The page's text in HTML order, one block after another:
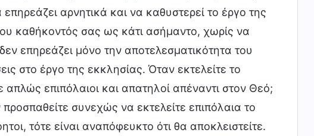
αρνητικά και να καθυστερεί το έργο της
καθήκοντός σας ως κάτι ασήμαντο, χωρίς να
επηρεάζει μόνο την αποτελεσματικότητα του
στο έργο της εκκλησίας. Όταν εκτελείτε το
επιπόλαιοι και απατηλοί απέναντι στον Θεό;
συνεχώς να εκτελείτε επιπόλαια το
τότε είναι αναπόφευκτο ότι θα αποκλειστείτε.